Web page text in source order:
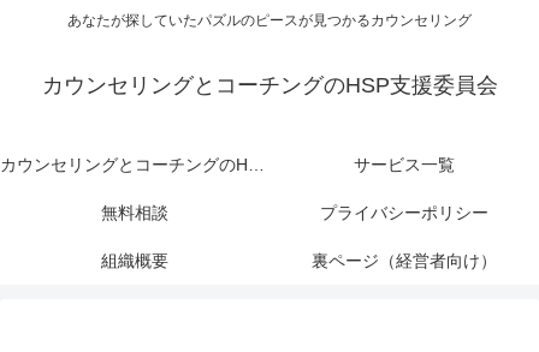
あなたが探していたパズルのピースが見つかるカウンセリング
カウンセリングとコーチングのHSP支援委員会
カウンセリングとコーチングのHSP支援委員会 サービス一覧
無料相談 プライバシーポリシー
組織概要 裏ページ（経営者向け）